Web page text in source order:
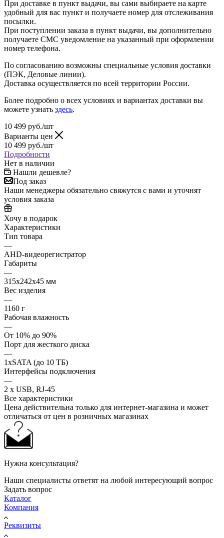
При доставке в пункт выдачи, вы сами выбираете на карте
удобный для вас пункт и получаете номер для отслеживания
посылки.
При поступлении заказа в пункт выдачи, вы дополнительно
получаете СМС уведомление на указанный при оформлении
номер телефона.
По согласованию возможны специальные условия доставки
(ПЭК, Деловые линии).
Доставка осуществляется по всей территории России.
Более подробно о всех условиях и вариантах доставки вы
можете узнать здесь.
10 499 руб./шт
Варианты цен
10 499 руб./шт
Подробности
Нет в наличии
Нашли дешевле?
Под заказ
Наши менеджеры обязательно свяжутся с вами и уточнят
условия заказа
Хочу в подарок
Характеристики
Тип товара
—
AHD-видеорегистратор
Габариты
—
315x242x45 мм
Вес изделия
—
1160 г
Рабочая влажность
—
От 10% до 90%
Порт для жесткого диска
—
1xSATA (до 10 ТБ)
Интерфейсы подключения
—
2 x USB, RJ-45
Все характеристики
Цена действительна только для интернет-магазина и может
отличаться от цен в розничных магазинах
Нужна консультация?
Наши специалисты ответят на любой интересующий вопрос
Задать вопрос
Каталог
Компания
Реквизиты